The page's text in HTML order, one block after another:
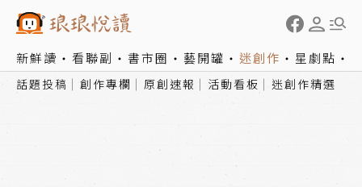
新鮮讀 看聯副 書市圈 藝開罐 迷創作 星劇點
話題投稿 創作專欄 原創速報 活動看板 迷創作精選